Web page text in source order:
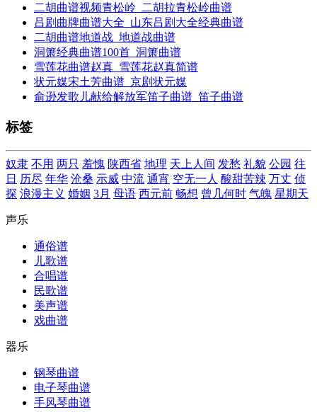
二胡曲谱视频青松岭_二胡拉青松岭曲谱
吕剧曲牌曲谱大全_山东吕剧大全经典曲谱
二胡曲谱地道战_地道战曲谱
洞箫经典曲谱100首_洞箫曲谱
雪莲花曲谱赵真_雪莲花赵真简谱
状元媒宋土芳曲谱_京剧状元媒
俞逊发歌儿献给解放军笛子曲谱_笛子曲谱
标签
奴隶 不用 两只 羞愧 陕西省 地理 天上人间 发愁 礼貌 公园 往
日 历尽 年华 沧桑 示威 中流 通宵 空无一人 酸甜苦辣 万丈 侦
探 浪漫主义 婚姻 3月 母语 西元前 畅想 曾几何时 气魄 星期天
声乐
通俗谱
儿歌谱
合唱谱
民歌谱
美声谱
戏曲谱
器乐
钢琴曲谱
电子琴曲谱
手风琴曲谱